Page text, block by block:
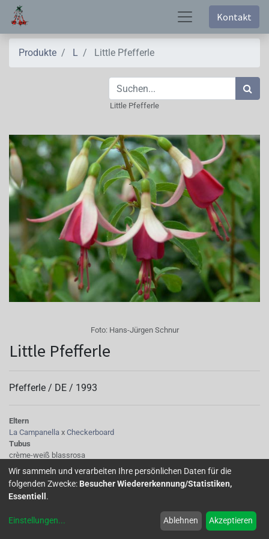
Kontakt
Produkte L Little Pfefferle
Little Pfefferle
Foto: Hans-Jürgen Schnur
Little Pfefferle
Pfefferle / DE / 1993
Eltern
La Campanella x Checkerboard
Tubus
crème-weiß blassrosa
Sepalen
weiß blassrosa Unterseite
Korolle/Petalen
purpur
hellrosa
Wir sammeln und verarbeiten Ihre persönlichen Daten für die
folgenden Zwecke: Besucher Wiedererkennung/Statistiken,
Essentiell .
Einstellungen... Ablehnen Akzeptieren